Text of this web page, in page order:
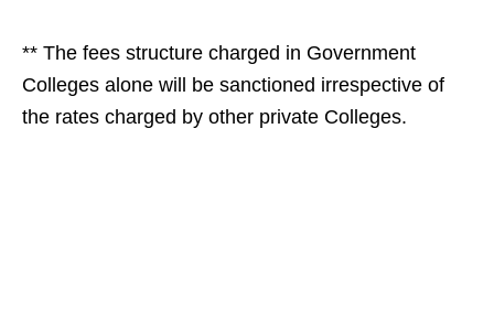
** The fees structure charged in Government
Colleges alone will be sanctioned irrespective of
the rates charged by other private Colleges.